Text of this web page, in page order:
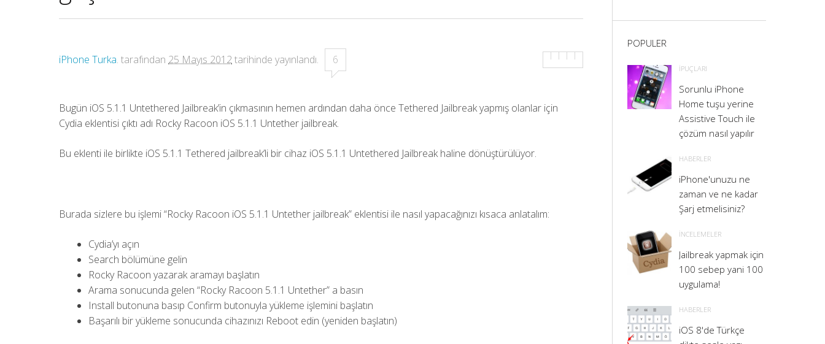
iPhone Turka. tarafından 25 Mayıs 2012tarihinde yayınlandı. 6
Bugün iOS 5.1.1 Untethered Jailbreak’in çıkmasının hemen ardından daha önce Tethered Jailbreak yapmış olanlar için
Cydia eklentisi çıktı adı Rocky Racoon iOS 5.1.1 Untether jailbreak.
Bu eklenti ile birlikte iOS 5.1.1 Tethered jailbreak’li bir cihaz iOS 5.1.1 Untethered Jailbreak haline dönüştürülüyor.
Burada sizlere bu işlemi “Rocky Racoon iOS 5.1.1 Untether jailbreak” eklentisi ile nasıl yapacağınızı kısaca anlatalım:
Cydia’yı açın
Search bölümüne gelin
Rocky Racoon yazarak aramayı başlatın
Arama sonucunda gelen “Rocky Racoon 5.1.1 Untether” a basın
Install butonuna basıp Confirm butonuyla yükleme işlemini başlatın
Başarılı bir yükleme sonucunda cihazınızı Reboot edin (yeniden başlatın)
POPULER
İPUÇLARI
Sorunlu iPhone
Home tuşu yerine
Assistive Touch ile
çözüm nasıl yapılır
HABERLER
iPhone'unuzu ne
zaman ve ne kadar
Şarj etmelisiniz?
İNCELEMELER
Jailbreak yapmak için
100 sebep yani 100
uygulama!
HABERLER
iOS 8'de Türkçe